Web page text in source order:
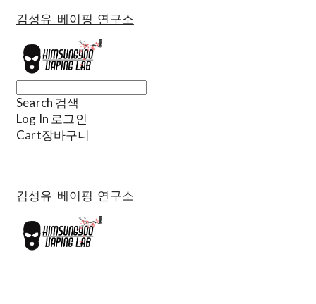
김성유 베이핑 연구소
Search 검색
Log In 로그인
Cart장바구니
김성유 베이핑 연구소